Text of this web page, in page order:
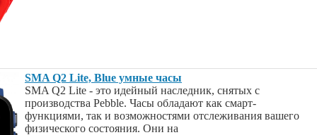
SMA Q2 Lite, Blue умные часы
SMA Q2 Lite - это идейный наследник, снятых с
производства Pebble. Часы обладают как смарт-
функциями, так и возможностями отслеживания вашего
физического состояния. Они на